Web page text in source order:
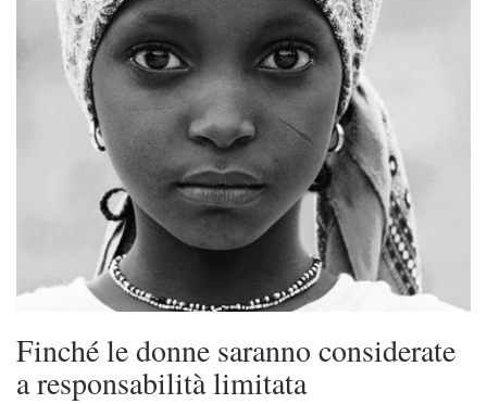
Finché le donne saranno considerate
a responsabilità limitata